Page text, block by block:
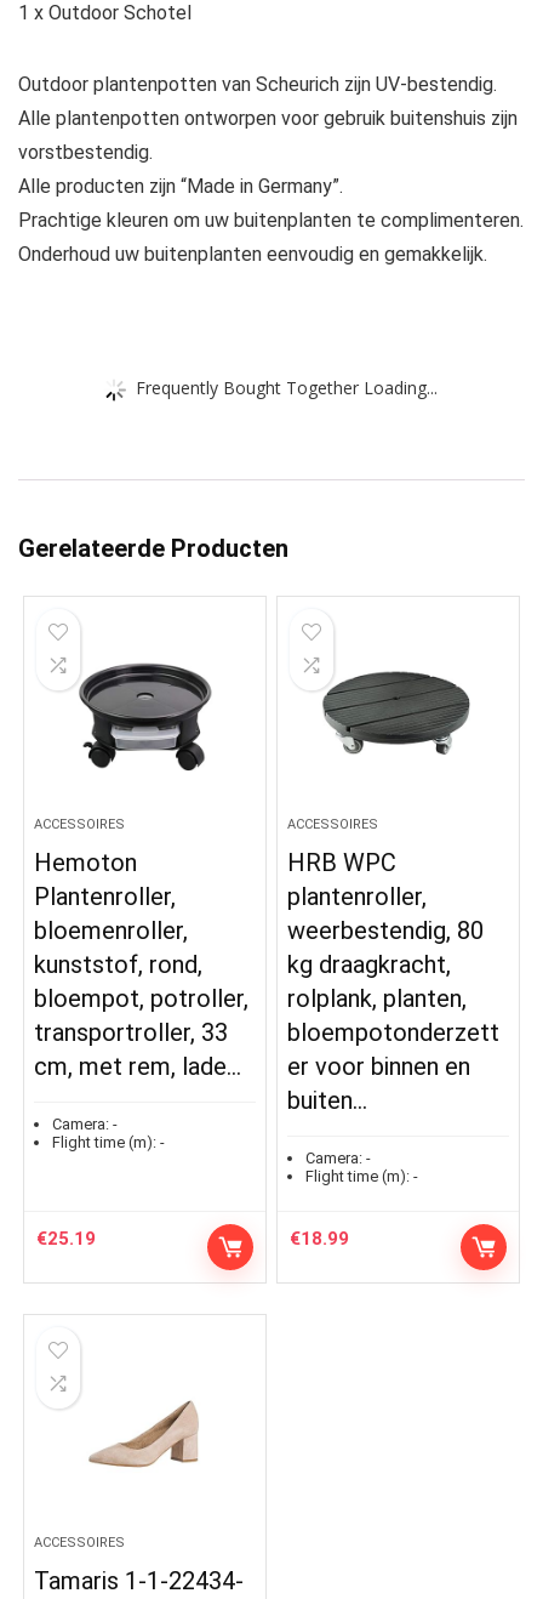
1 x Outdoor Schotel
Outdoor plantenpotten van Scheurich zijn UV-bestendig.
Alle plantenpotten ontworpen voor gebruik buitenshuis zijn
vorstbestendig.
Alle producten zijn “Made in Germany”.
Prachtige kleuren om uw buitenplanten te complimenteren.
Onderhoud uw buitenplanten eenvoudig en gemakkelijk.
Frequently Bought Together Loading...
Gerelateerde Producten
ACCESSOIRES
Hemoton
Plantenroller,
bloemenroller,
kunststof, rond,
bloempot, potroller,
transportroller, 33
cm, met rem, lade…
Camera: -
Flight time (m): -
€25.19
ACCESSOIRES
HRB WPC
plantenroller,
weerbestendig, 80
kg draagkracht,
rolplank, planten,
bloempotonderzett
er voor binnen en
buiten…
Camera: -
Flight time (m): -
€18.99
ACCESSOIRES
Tamaris 1-1-22434-